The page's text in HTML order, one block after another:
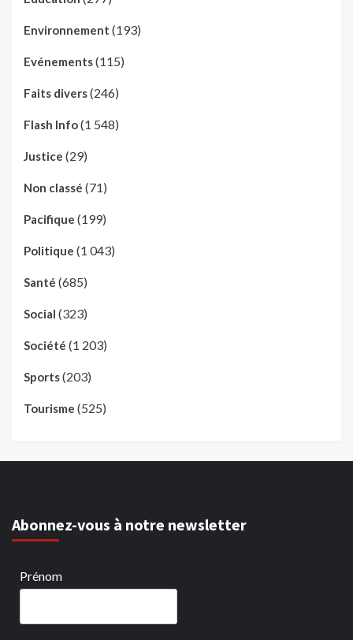
Environnement (193)
Evénements(115)
Faits divers(246)
Flash Info(1 548)
Justice (29)
Non classé (71)
Pacifique (199)
Politique (1 043)
Santé (685)
Social (323)
Société (1 203)
Sports(203)
Tourisme (525)
Abonnez-vous à notre newsletter
Prénom